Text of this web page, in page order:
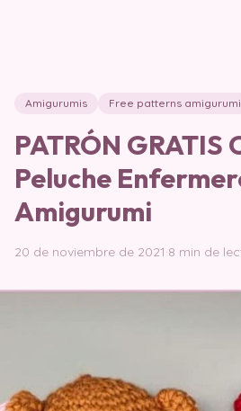
Amigurumis Free patterns amigurumi
PATRÓN GRATIS
Peluche
Amigurumi
20 de noviembre de 2021·8 min de